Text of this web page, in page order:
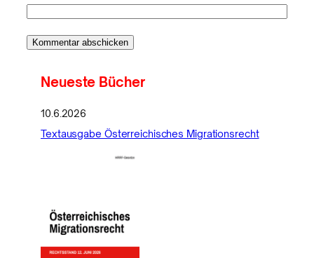
Neueste Bücher
10.6.2026
Textausgabe Österreichisches Migrationsrecht